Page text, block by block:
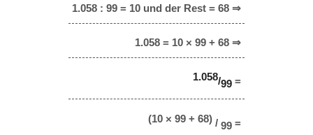
1.058 : 99 = 10 und der Rest = 68 ⇒
1.058 = 10 × 99 + 68 ⇒
1.058/99 =
(10 × 99 + 68) / 99 =